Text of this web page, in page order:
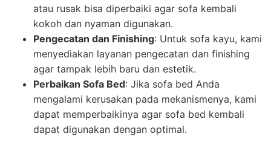
atau rusak bisa diperbaiki agar sofa kembali
kokoh dan nyaman digunakan.
Pengecatan dan Finishing: Untuk sofa kayu, kami
menyediakan layanan pengecatan dan finishing
agar tampak lebih baru dan estetik.
Perbaikan Sofa Bed: Jika sofa bed Anda
mengalami kerusakan pada mekanismenya, kami
dapat memperbaikinya agar sofa bed kembali
dapat digunakan dengan optimal.